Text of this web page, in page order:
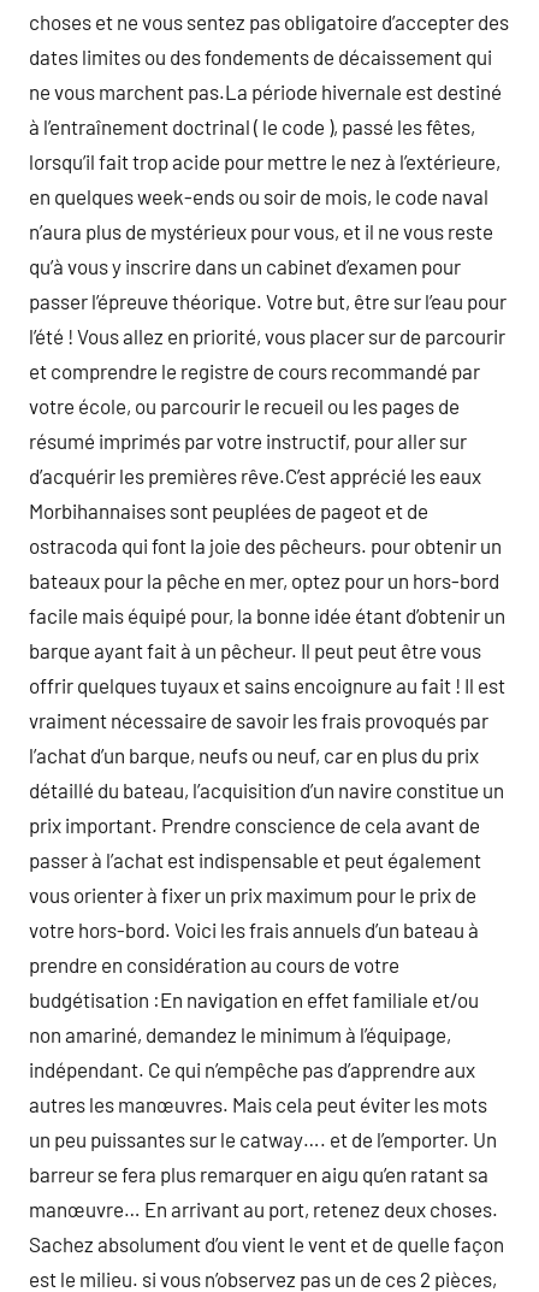
choses et ne vous sentez pas obligatoire d’accepter des
dates limites ou des fondements de décaissement qui
ne vous marchent pas.La période hivernale est destiné
à l’entraînement doctrinal ( le code ), passé les fêtes,
lorsqu’il fait trop acide pour mettre le nez à l’extérieure,
en quelques week-ends ou soir de mois, le code naval
n’aura plus de mystérieux pour vous, et il ne vous reste
qu’à vous y inscrire dans un cabinet d’examen pour
passer l’épreuve théorique. Votre but, être sur l’eau pour
l’été ! Vous allez en priorité, vous placer sur de parcourir
et comprendre le registre de cours recommandé par
votre école, ou parcourir le recueil ou les pages de
résumé imprimés par votre instructif, pour aller sur
d’acquérir les premières rêve.C’est apprécié les eaux
Morbihannaises sont peuplées de pageot et de
ostracoda qui font la joie des pêcheurs. pour obtenir un
bateaux pour la pêche en mer, optez pour un hors-bord
facile mais équipé pour, la bonne idée étant d’obtenir un
barque ayant fait à un pêcheur. Il peut peut être vous
offrir quelques tuyaux et sains encoignure au fait ! Il est
vraiment nécessaire de savoir les frais provoqués par
l’achat d’un barque, neufs ou neuf, car en plus du prix
détaillé du bateau, l’acquisition d’un navire constitue un
prix important. Prendre conscience de cela avant de
passer à l’achat est indispensable et peut également
vous orienter à fixer un prix maximum pour le prix de
votre hors-bord. Voici les frais annuels d’un bateau à
prendre en considération au cours de votre
budgétisation :En navigation en effet familiale et/ou
non amariné, demandez le minimum à l’équipage,
indépendant. Ce qui n’empêche pas d’apprendre aux
autres les manœuvres. Mais cela peut éviter les mots
un peu puissantes sur le catway…. et de l’emporter. Un
barreur se fera plus remarquer en aigu qu’en ratant sa
manœuvre… En arrivant au port, retenez deux choses.
Sachez absolument d’ou vient le vent et de quelle façon
est le milieu. si vous n’observez pas un de ces 2 pièces,